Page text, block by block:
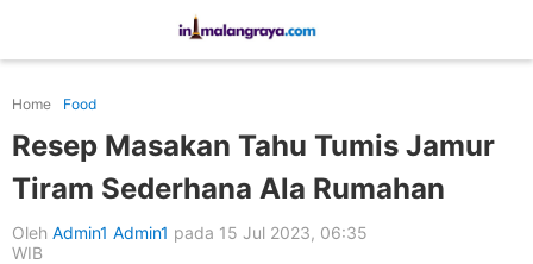
Home Food
Resep Masakan Tahu Tumis Jamur
Tiram Sederhana Ala Rumahan
Oleh Admin1 Admin1 pada 15 Jul 2023, 06:35
WIB